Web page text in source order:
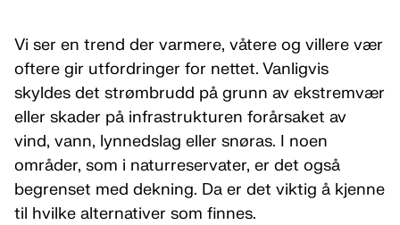
Vi ser en trend der varmere, våtere og villere vær
oftere gir utfordringer for nettet. Vanligvis
skyldes det strømbrudd på grunn av ekstremvær
eller skader på infrastrukturen forårsaket av
vind, vann, lynnedslag eller snøras. I noen
områder, som i naturreservater, er det også
begrenset med dekning. Da er det viktig å kjenne
til hvilke alternativer som finnes.